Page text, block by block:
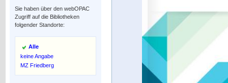
Sie haben über den webOPAC
Zugriff auf die Bibliotheken
folgender Standorte:
Alle
keine Angabe
MZ Friedberg